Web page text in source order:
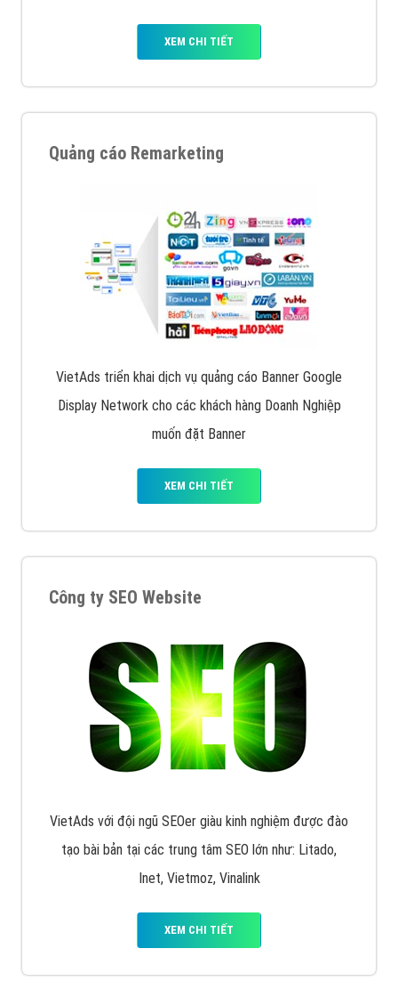
XEM CHI TIẾT
Quảng cáo Remarketing
VietAds triển khai dịch vụ quảng cáo Banner Google
Display Network cho các khách hàng Doanh Nghiệp
muốn đặt Banner
XEM CHI TIẾT
Công ty SEO Website
VietAds với đội ngũ SEOer giàu kinh nghiệm được đào
tạo bài bản tại các trung tâm SEO lớn như: Litado,
Inet, Vietmoz, Vinalink
XEM CHI TIẾT